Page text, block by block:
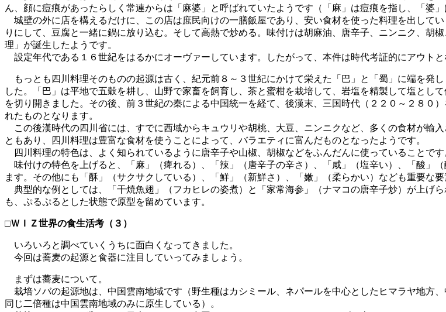
ん、顔に痘痕があったらしく常連からは「麻婆」と呼ばれていたようです（「麻」は痘痕を指し、「婆
城壁の外に店を構えるだけに、この店は庶民向けの一膳飯屋であり、安い食材を使った料理を出して
りにして、豆腐と一緒に鍋に放り込む。そして高熱で炒める。味付けは胡麻油、唐辛子、ニンニク、胡
理」が誕生したようです。
設定年代である１６世紀をはるかにオーヴァーしています。したがって、本件は時代考証的にアウトと
もっとも四川料理そのものの起源は古く、紀元前８～３世紀にかけて栄えた「巴」と「蜀」に端を発
した。「巴」は平地で五穀を耕し、山野で家畜を飼育し、茶と蜜柑を栽培して、岩塩を精製して塩とし
を切り開きました。その後、前３世紀の秦による中国統一を経て、後漢末、三国時代（２２０～２８０
れたものとなります。
この後漢時代の四川省には、すでに西域からキュウリや胡桃、大豆、ニンニクなど、多くの食材が輸
ともあり、四川料理は豊富な食材を使うことによって、バラエティに富んだものとなったようです。
四川料理の特色は、よく知られているように唐辛子や山椒、胡椒などをふんだんに使っていることです
味付けの特色を上げると、「麻」（痺れる）、「辣」（唐辛子の辛さ）、「咸」（塩辛い）、「酸」
ます。その他にも「酥」（サクサクしている）、「鮮」（新鮮さ）、「嫩」（柔らかい）なども重要な
典型的な例としては、「干焼魚翅」（フカヒレの姿煮）と「家常海参」（ナマコの唐辛子炒）が上げ
も、ぷるぷるとした状態で原型を留めています。
□ＷＩＺ世界の食生活考（３）
いろいろと調べていくうちに面白くなってきました。
今回は蕎麦の起源と食器に注目していってみましょう。
まずは蕎麦について。
栽培ソバの起源地は、中国雲南地域です（野生種はカシミール、ネパールを中心としたヒマラヤ地方
同じ二倍種は中国雲南地域のみに原生している）。